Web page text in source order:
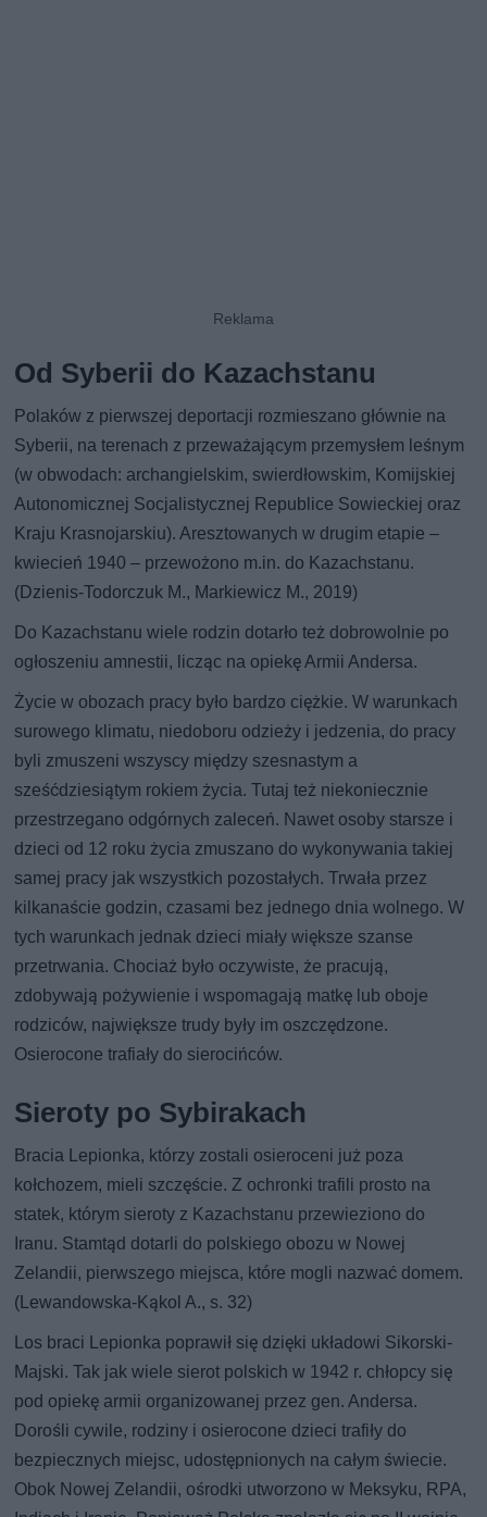
Od Syberii do Kazachstanu
Polaków z pierwszej deportacji rozmieszano głównie na
Syberii, na terenach z przeważającym przemysłem leśnym
(w obwodach: archangielskim, swierdłowskim, Komijskiej
Autonomicznej Socjalistycznej Republice Sowieckiej oraz
Kraju Krasnojarskiu). Aresztowanych w drugim etapie –
kwiecień 1940 – przewożono m.in. do Kazachstanu.
(Dzienis-Todorczuk M., Markiewicz M., 2019)
Do Kazachstanu wiele rodzin dotarło też dobrowolnie po
ogłoszeniu amnestii, licząc na opiekę Armii Andersa.
Życie w obozach pracy było bardzo ciężkie. W warunkach
surowego klimatu, niedoboru odzieży i jedzenia, do pracy
byli zmuszeni wszyscy między szesnastym a
sześćdziesiątym rokiem życia. Tutaj też niekoniecznie
przestrzegano odgórnych zaleceń. Nawet osoby starsze i
dzieci od 12 roku życia zmuszano do wykonywania takiej
samej pracy jak wszystkich pozostałych. Trwała przez
kilkanaście godzin, czasami bez jednego dnia wolnego. W
tych warunkach jednak dzieci miały większe szanse
przetrwania. Chociaż było oczywiste, że pracują,
zdobywają pożywienie i wspomagają matkę lub oboje
rodziców, największe trudy były im oszczędzone.
Osierocone trafiały do sierocińców.
Sieroty po Sybirakach
Bracia Lepionka, którzy zostali osieroceni już poza
kołchozem, mieli szczęście. Z ochronki trafili prosto na
statek, którym sieroty z Kazachstanu przewieziono do
Iranu. Stamtąd dotarli do polskiego obozu w Nowej
Zelandii, pierwszego miejsca, które mogli nazwać domem.
(Lewandowska-Kąkol A., s. 32)
Los braci Lepionka poprawił się dzięki układowi Sikorski-
Majski. Tak jak wiele sierot polskich w 1942 r. chłopcy się
pod opiekę armii organizowanej przez gen. Andersa.
Dorośli cywile, rodziny i osierocone dzieci trafiły do
bezpiecznych miejsc, udostępnionych na całym świecie.
Obok Nowej Zelandii, ośrodki utworzono w Meksyku, RPA,